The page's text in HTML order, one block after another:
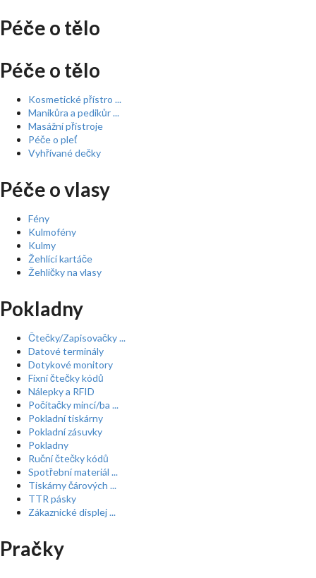
Péče o tělo
Péče o tělo
Kosmetické přístro ...
Manikůra a pedikůr ...
Masážní přístroje
Péče o pleť
Vyhřívané dečky
Péče o vlasy
Fény
Kulmofény
Kulmy
Žehlící kartáče
Žehličky na vlasy
Pokladny
Čtečky/Zapisovačky ...
Datové terminály
Dotykové monitory
Fixní čtečky kódů
Nálepky a RFID
Počítačky mincí/ba ...
Pokladní tiskárny
Pokladní zásuvky
Pokladny
Ruční čtečky kódů
Spotřební materiál ...
Tiskárny čárových ...
TTR pásky
Zákaznické displej ...
Pračky